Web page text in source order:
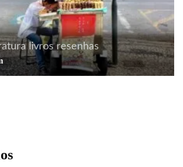
livros resenhas
literatura livros